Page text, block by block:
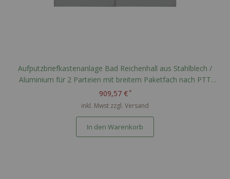
Aufputzbriefkastenanlage Bad Reichenhall aus Stahlblech /
Aluminium für 2 Parteien mit breitem Paketfach nach PTT
Norm - RAL nach Wahl
909,57 €
inkl. Mwst zzgl. Versand
In den Warenkorb